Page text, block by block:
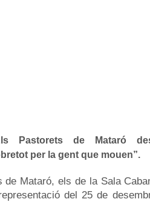
Pastorets de Mataró
per la gent que mouen”.
de Mataró, els de la Sala
del 25 de